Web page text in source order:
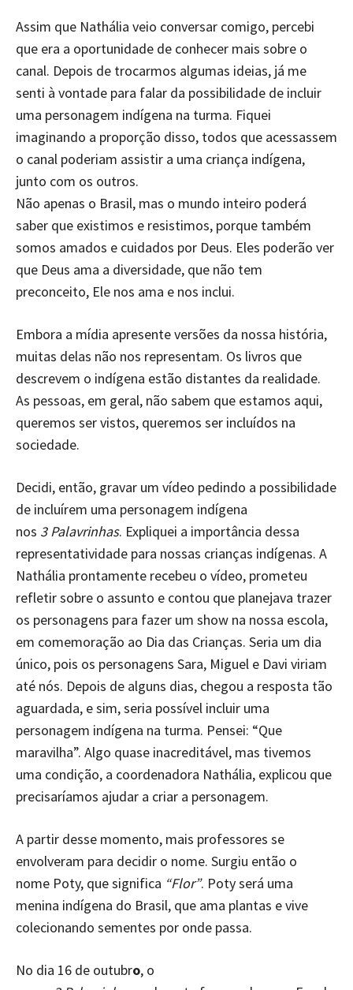
Assim que Nathália veio conversar comigo, percebi
que era a oportunidade de conhecer mais sobre o
canal. Depois de trocarmos algumas ideias, já me
senti à vontade para falar da possibilidade de incluir
uma personagem indígena na turma. Fiquei
imaginando a proporção disso, todos que acessassem
o canal poderiam assistir a uma criança indígena,
junto com os outros.
Não apenas o Brasil, mas o mundo inteiro poderá
saber que existimos e resistimos, porque também
somos amados e cuidados por Deus. Eles poderão ver
que Deus ama a diversidade, que não tem
preconceito, Ele nos ama e nos inclui.
Embora a mídia apresente versões da nossa história,
muitas delas não nos representam. Os livros que
descrevem o indígena estão distantes da realidade.
As pessoas, em geral, não sabem que estamos aqui,
queremos ser vistos, queremos ser incluídos na
sociedade.
Decidi, então, gravar um vídeo pedindo a possibilidade
de incluírem uma personagem indígena
nos 3Palavrinhas. Expliquei a importância dessa
representatividade para nossas crianças indígenas. A
Nathália prontamente recebeu o vídeo, prometeu
refletir sobre o assunto e contou que planejava trazer
os personagens para fazer um show na nossa escola,
em comemoração ao Dia das Crianças. Seria um dia
único, pois os personagens Sara, Miguel e Davi viriam
até nós. Depois de alguns dias, chegou a resposta tão
aguardada, e sim, seria possível incluir uma
personagem indígena na turma. Pensei: “Que
maravilha”. Algo quase inacreditável, mas tivemos
uma condição, a coordenadora Nathália, explicou que
precisaríamos ajudar a criar a personagem.
A partir desse momento, mais professores se
envolveram para decidir o nome. Surgiu então o
nome Poty, que significa “Flor”. Poty será uma
menina indígena do Brasil, que ama plantas e vive
colecionando sementes por onde passa.
No dia 16 de outubro, o